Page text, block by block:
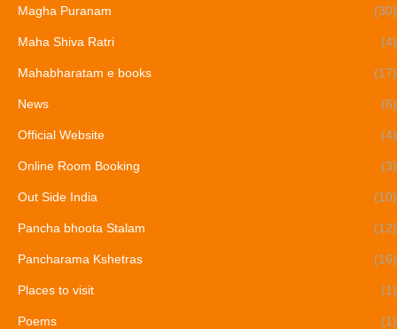
Magha Puranam (30)
Maha Shiva Ratri (4)
Mahabharatam e books (17)
News (6)
Official Website (4)
Online Room Booking (3)
Out Side India (10)
Pancha bhoota Stalam (12)
Pancharama Kshetras (16)
Places to visit (1)
Poems (1)